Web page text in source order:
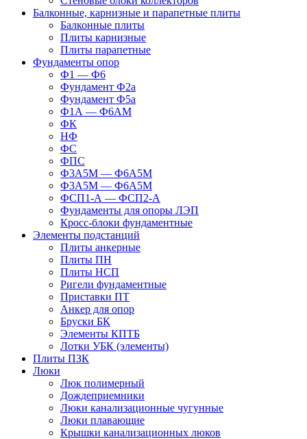
Балконные, карнизные и парапетные плиты
Балконные плиты
Плиты карнизные
Плиты парапетные
Фундаменты опор
Ф1 — Ф6
Фундамент Ф2а
Фундамент Ф5а
Ф1А — Ф6АМ
ФК
НФ
ФС
ФПС
Ф3А5М — Ф6А5М
Ф3А5М — Ф6А5М
ФСП1-А — ФСП2-А
Фундаменты для опоры ЛЭП
Кросс-блоки фундаментные
Элементы подстанций
Плиты анкерные
Плиты ПН
Плиты НСП
Ригели фундаментные
Приставки ПТ
Анкер для опор
Бруски БК
Элементы КПТБ
Лотки УБК (элементы)
Плиты ПЗК
Люки
Люк полимерный
Дождеприемники
Люки канализационные чугунные
Люки плавающие
Крышки канализационных люков